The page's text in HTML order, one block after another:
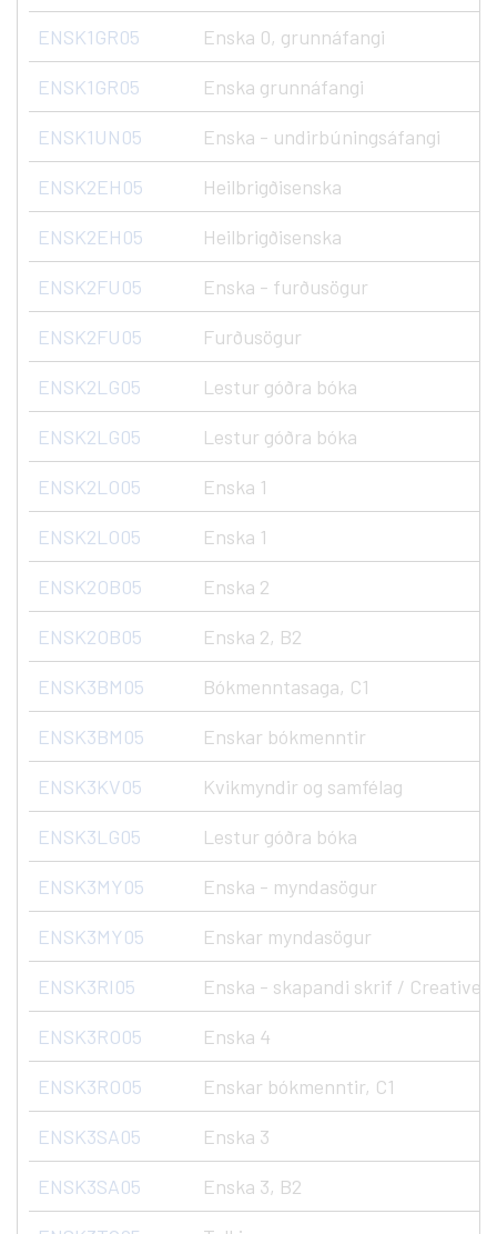
ENSK1GR05 Enska 0, grunnáfangi
ENSK1GR05 Enska grunnáfangi
ENSK1UN05 Enska - undirbúningsáfangi
ENSK2EH05 Heilbrigðisenska
ENSK2EH05 Heilbrigðisenska
ENSK2FU05 Enska - furðusögur
ENSK2FU05 Furðusögur
ENSK2LG05 Lestur góðra bóka
ENSK2LG05 Lestur góðra bóka
ENSK2LO05 Enska 1
ENSK2LO05 Enska 1
ENSK2OB05 Enska 2
ENSK2OB05 Enska 2, B2
ENSK3BM05 Bókmenntasaga, C1
ENSK3BM05 Enskar bókmenntir
ENSK3KV05 Kvikmyndir og samfélag
ENSK3LG05 Lestur góðra bóka
ENSK3MY05 Enska - myndasögur
ENSK3MY05 Enskar myndasögur
ENSK3RI05 Enska - skapandi skrif / Creative
ENSK3RO05 Enska 4
ENSK3RO05 Enskar bókmenntir, C1
ENSK3SA05 Enska 3
ENSK3SA05 Enska 3, B2